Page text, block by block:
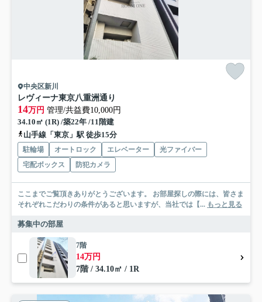
中央区新川
レヴィーナ東京八重洲通り
14万円 管理/共益費10,000円
34.10㎡ (1R) /築22年 /11階建
山手線「東京」駅 徒歩15分
駐輪場 オートロック エレベーター
光ファイバー
宅配ボックス
防犯カメラ
ここまでご覧頂きありがとうございます。 お部屋探しの際には、皆さま
それぞれこだわりの条件があると思いますが、当社では【... もっと見る
募集中の部屋
7階
14万円
7階 / 34.10㎡ / 1R